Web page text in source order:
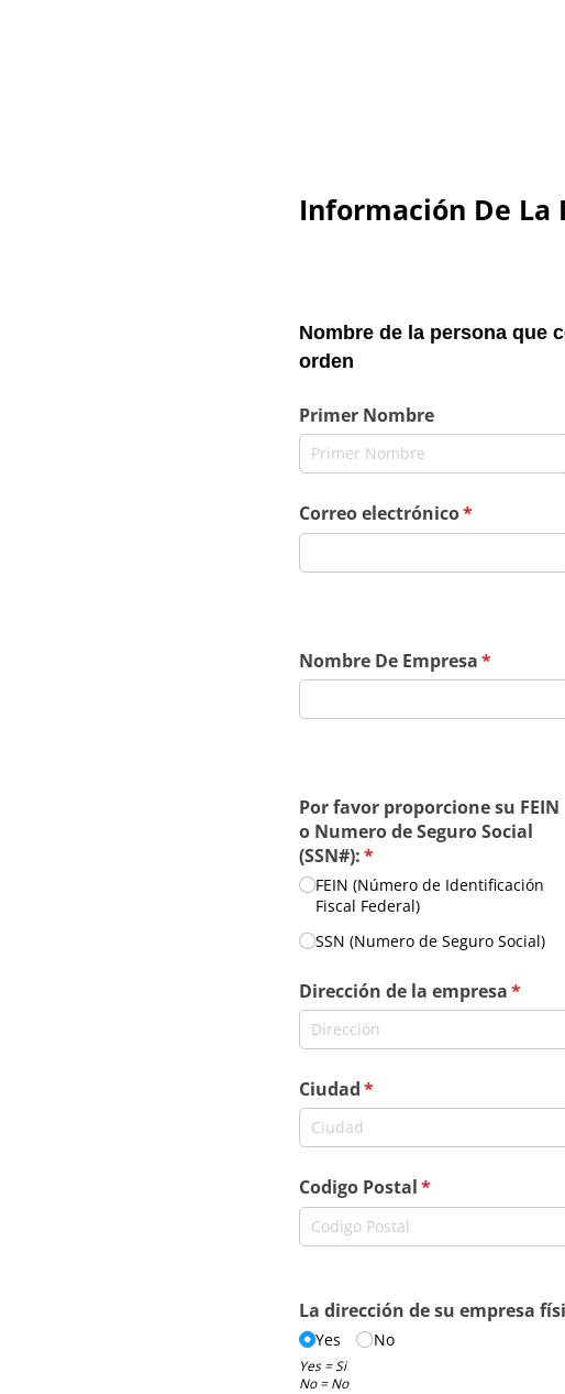
Información De La
Nombre de la persona que
orden
Primer Nombre
Correo electrónico*
(required)
Nombre De Empresa*
(required)
Por favor proporcione su FEIN
o Numero de Seguro Social
(SSN#):*
(required)
FEIN (Número de Identificación
Fiscal Federal)
SSN (Numero de Seguro Social)
Dirección de la empresa*
Ciudad*
(required)
Codigo Postal*
(required)
La dirección de su empresa
Yes No
Yes = Si
No = No